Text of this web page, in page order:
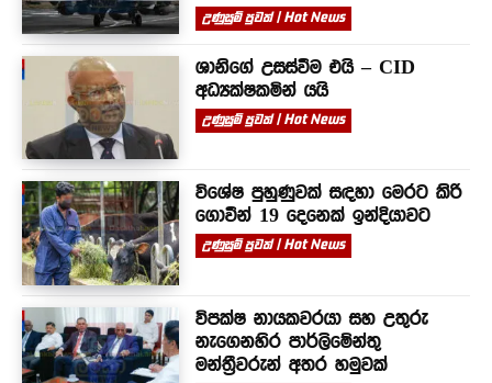
උණුසුම් පුවත් | Hot News
ශානිගේ උසස්වීම එයි – CID
අධ්‍යක්ෂකමින් යයි
උණුසුම් පුවත් | Hot News
විශේෂ පුහුණුවක් සඳහා මෙරට කිරි
ගොවීන් 19 දෙනෙක් ඉන්දියාවට
උණුසුම් පුවත් | Hot News
විපක්ෂ නායකවරයා සහ උතුරු
නැගෙනහිර පාර්ලිමේන්තු
මන්ත්‍රීවරුන් අතර හමුවක්